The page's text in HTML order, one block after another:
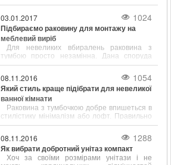
тільки популярні і відомі предмети, такі як
молоток, викрутка, ключ, а й містить зубило,
кернер, кусачки і інші інструменти.
03.01.2017 1024
Підбираємо раковину для монтажу на
меблевий виріб
Для невеликих вбиралень раковина з
тумбою просто незамінна. Дана споруда
відрізняється підвищеною
функціональністю і привабливим зовнішнім
виглядом.
08.11.2016 1054
Який стиль краще підібрати для невеликої
ванної кімнати
Раковина з тумбочкою добре впишеться в
стилістику мінімалізм або лофт. Правильно
підібрані розміри сантехніки допоможуть
08.11.2016 1288
Як вибрати добротний унітаз компакт
Хоч за своїми розмірами унітази і не